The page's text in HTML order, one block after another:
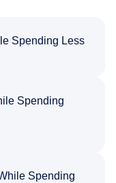
Spending Less
Spending
Spending